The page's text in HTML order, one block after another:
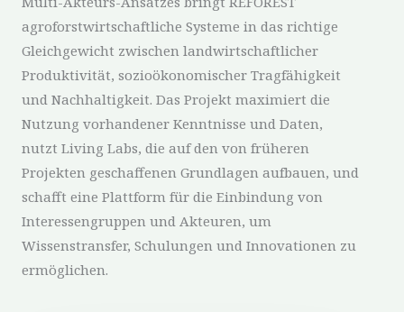
agroforstwirtschaftliche Systeme in das richtige
Gleichgewicht zwischen landwirtschaftlicher
Produktivität, sozioökonomischer Tragfähigkeit
und Nachhaltigkeit. Das Projekt maximiert die
Nutzung vorhandener Kenntnisse und Daten,
nutzt Living Labs, die auf den von früheren
Projekten geschaffenen Grundlagen aufbauen, und
schafft eine Plattform für die Einbindung von
Interessengruppen und Akteuren, um
Wissenstransfer, Schulungen und Innovationen zu
ermöglichen.